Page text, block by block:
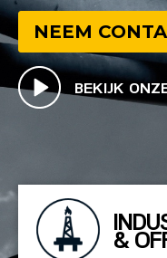
NEEM
BEKIJK
&